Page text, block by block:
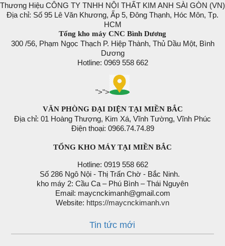
Thương Hiệu CÔNG TY TNHH NỘI THẤT KIM ANH SÀI GÒN (VN)
Địa chỉ: Số 95 Lê Văn Khương, Ấp 5, Đông Thạnh, Hóc Môn, Tp.
HCM
Tổng kho máy CNC Bình Dương
300 /56, Phạm Ngọc Thạch P. Hiệp Thành, Thủ Dầu Một, Bình
Dương
Hotline: 0969 558 662
">">
VĂN PHÒNG ĐẠI DIỆN TẠI MIỀN BẮC
Địa chỉ: 01 Hoàng Thượng, Kim Xá, Vĩnh Tường, Vĩnh Phúc
Điện thoại: 0966.74.74.89
TỔNG KHO MÁY TẠI MIỀN BẮC
Hotline: 0919 558 662
Số 286 Ngô Nội - Thị Trấn Chờ - Bắc Ninh.
kho máy 2: Cầu Ca – Phú Bình – Thái Nguyên
Email: maycnckimanh@gmail.com
Website: https://maycnckimanh.vn
Tin tức mới